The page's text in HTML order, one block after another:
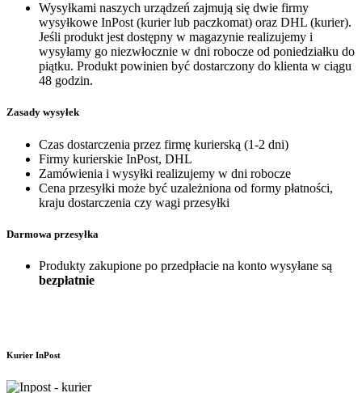
Wysyłkami naszych urządzeń zajmują się dwie firmy
wysyłkowe InPost (kurier lub paczkomat) oraz DHL (kurier).
Jeśli produkt jest dostępny w magazynie realizujemy i
wysyłamy go niezwłocznie w dni robocze od poniedziałku do
piątku. Produkt powinien być dostarczony do klienta w ciągu
48 godzin.
Zasady wysyłek
Czas dostarczenia przez firmę kurierską (1-2 dni)
Firmy kurierskie InPost, DHL
Zamówienia i wysyłki realizujemy w dni robocze
Cena przesyłki może być uzależniona od formy płatności,
kraju dostarczenia czy wagi przesyłki
Darmowa przesyłka
Produkty zakupione po przedpłacie na konto wysyłane są
bezpłatnie
Kurier InPost